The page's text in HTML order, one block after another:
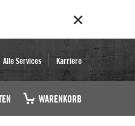
Alle Services Karriere
WARENKORB